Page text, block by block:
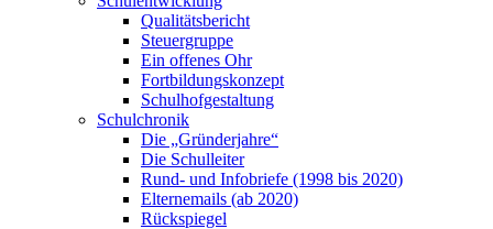
Qualitätsbericht
Steuergruppe
Ein offenes Ohr
Fortbildungskonzept
Schulhofgestaltung
Schulchronik
Die „Gründerjahre“
Die Schulleiter
Rund- und Infobriefe (1998 bis 2020)
Elternemails (ab 2020)
Rückspiegel